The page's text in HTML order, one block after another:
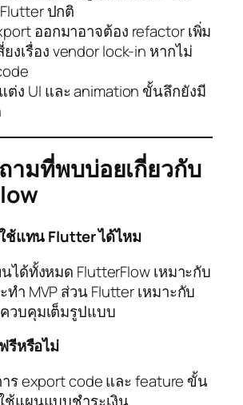
ปกติ
ออกมาอาจต้อง refactor เพิ่ม
งเรื่อง vendor lock-in หากไม่
ต่ง UI และ animation ขั้นลึกยังมี
ามที่พบบ่อยเกี่ยวกับ
ช้แทน Flutter ได้ไหม
ได้ทั้งหมด FlutterFlow เหมาะกับ
ทำ MVP ส่วน Flutter เหมาะกับ
วบคุมเต็มรูปแบบ
รีหรือไม่
ร export code และ feature ขั้น
ช้แผนแบบชำระเงิน